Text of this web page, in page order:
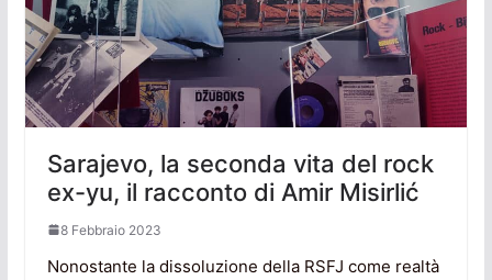
Sarajevo, la seconda vita del rock
ex-yu, il racconto di Amir Misirlić
8 Febbraio 2023
Nonostante la dissoluzione della RSFJ come realtà